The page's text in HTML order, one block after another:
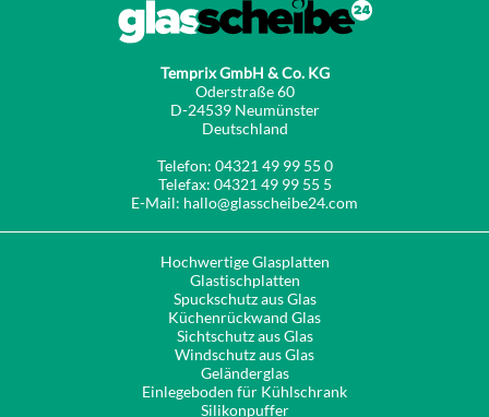
Temprix GmbH & Co. KG
Oderstraße 60
D-24539 Neumünster
Deutschland
Telefon: 04321 49 99 55 0
Telefax: 04321 49 99 55 5
E-Mail: hallo@glasscheibe24.com
Hochwertige Glasplatten
Glastischplatten
Spuckschutz aus Glas
Küchenrückwand Glas
Sichtschutz aus Glas
Windschutz aus Glas
Geländerglas
Einlegeboden für Kühlschrank
Silikonpuffer